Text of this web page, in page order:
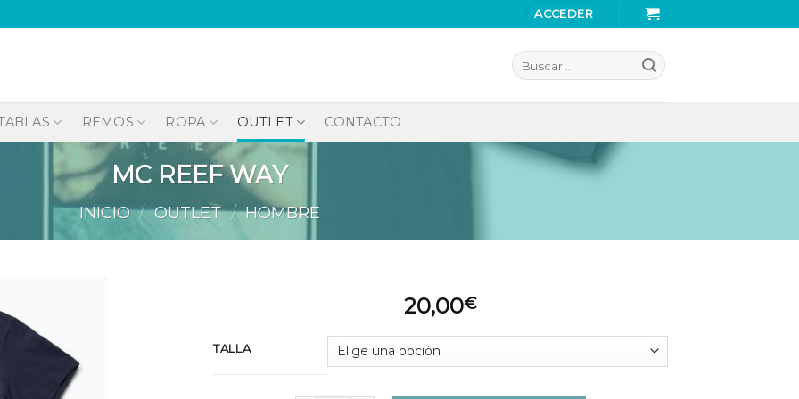
ACCEDER
Buscar
por:
REMOS ROPA OUTLET CONTACTO
MC REEF WAY
INICIO / OUTLET / HOMBRE
a la
lista de
deseos
20,00€
TALLA